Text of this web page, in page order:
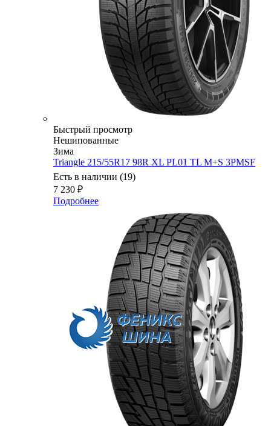
Быстрый просмотр
Нешипованные
Зима
Triangle 215/55R17 98R XL PL01 TL M+S 3PMSF
Есть в наличии (19)
7 230 ₽
Подробнее